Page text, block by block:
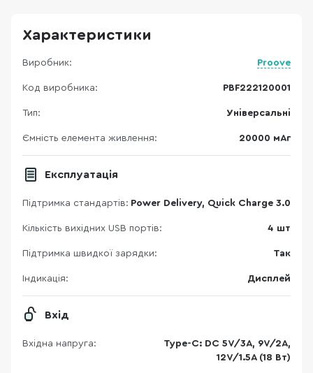
Характеристики
Виробник: Proove
Код виробника: PBF222120001
Тип: Універсальні
Ємність елемента живлення: 20000 мАг
Експлуатація
Підтримка стандартів: Power Delivery, Quick Charge 3.0
Кількість вихідних USB портів: 4 шт
Підтримка швидкої зарядки: Так
Індикація: Дисплей
Вхід
Вхідна напруга:
Type-C: DC 5V/3А, 9V/2А,
12V/1.5A (18 Вт)